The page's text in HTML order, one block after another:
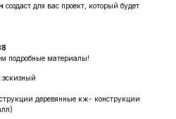
создаст для вас проект, который будет
подробные материалы!
деревянные кж- конструкции